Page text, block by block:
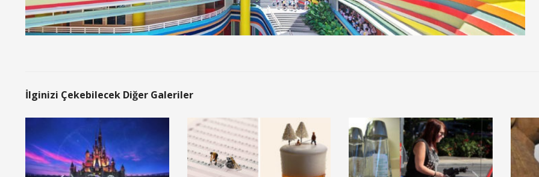
İlginizi Çekebilecek Diğer Galeriler